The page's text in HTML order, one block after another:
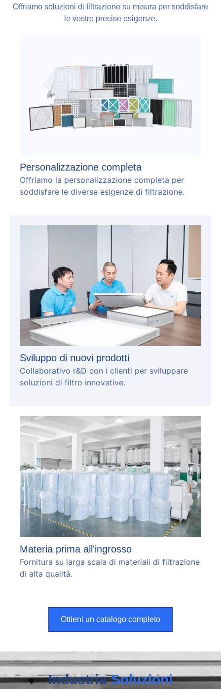
Offriamo soluzioni di filtrazione su misura per soddisfare
le vostre precise esigenze.
Personalizzazione completa
Offriamo la personalizzazione completa per
soddisfare le diverse esigenze di filtrazione.
Sviluppo di nuovi prodotti
Collaborativo r&D con i clienti per sviluppare
soluzioni di filtro innovative.
Materia prima all'ingrosso
Fornitura su larga scala di materiali di filtrazione
di alta qualità.
Ottieni un catalogo completo
IndustriaSoluzioni